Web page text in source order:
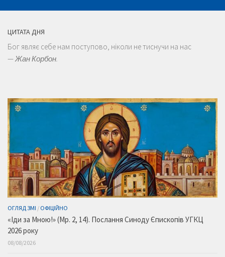
ЦИТАТА ДНЯ
Бог являє себе нам поступово, ніколи не тиснучи на нас
—Жан Корбон.
ОГЛЯД ЗМІ / ОФІЦІЙНО
«Іди за Мною!» (Мр. 2, 14). Послання Синоду Єпископів УГКЦ
2026 року
08/08/2026